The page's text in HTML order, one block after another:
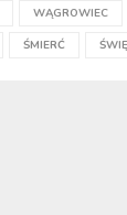
WĄGROWIEC
ŚMIERĆ